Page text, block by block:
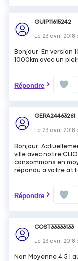
GUIP11615242
Le 23 avril 2018
Bonjour, En version
1000km avec un
Répondre
GERA24463261
Le 23 avril 2018
Bonjour.
ville avec notre
consommons en
répondu à votre
Répondre
COST33333133
Le 23 avril 2018
Non Moyenne 4,5 l